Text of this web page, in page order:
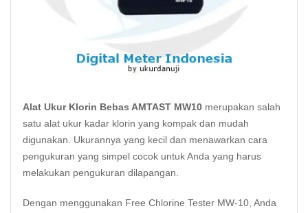
Alat Ukur Klorin Bebas AMTAST MW10 merupakan salah
satu alat ukur kadar klorin yang kompak dan mudah
digunakan. Ukurannya yang kecil dan menawarkan cara
pengukuran yang simpel cocok untuk Anda yang harus
melakukan pengukuran dilapangan.
Dengan menggunakan Free Chlorine Tester MW-10, Anda